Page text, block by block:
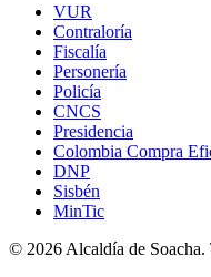
VUR
Contraloría
Fiscalía
Personería
Policía
CNCS
Presidencia
Colombia Compra
DNP
Sisbén
MinTic
© 2026 Alcaldía de Soacha.